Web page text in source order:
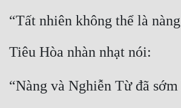
“Tất nhiên không thể là
Tiêu Hòa nhàn nhạt nói:
“Nàng và Nghiễn Từ đã